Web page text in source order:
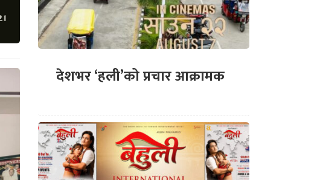
देशभर ‘हली’को प्रचार आक्रामक